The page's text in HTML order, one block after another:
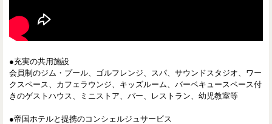
●充実の共用施設
会員制のジム・プール、ゴルフレンジ、スパ、サウンドスタジオ、ワー
クスペース、カフェラウンジ、キッズルーム、バーベキュースペース付
きのゲストハウス、ミニストア、バー、レストラン、幼児教室等
●帝国ホテルと提携のコンシェルジュサービス